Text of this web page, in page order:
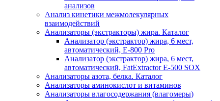
анализов
Анализ кинетики межмолекулярных
взаимодействий
Анализаторы (экстракторы) жира. Каталог
Анализатор (экстрактор) жира, 6 мест,
автоматический, E-800 Pro
Анализатор (экстрактор) жира, 6 мест,
автоматический, FatExtractor E-500 SOX
Анализаторы азота, белка. Каталог
Анализаторы аминокислот и витаминов
Анализаторы влагосодержания (влагомеры)